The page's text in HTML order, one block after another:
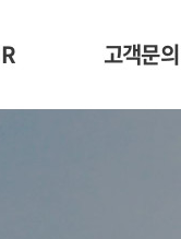
고객문의